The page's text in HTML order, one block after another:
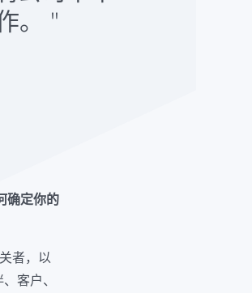
。
确定你的
者，以
客户、